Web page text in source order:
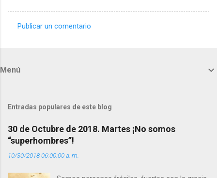
t
r
i
o
s
Publicar un comentario
Menú
Entradas populares de este blog
30 de Octubre de 2018. Martes ¡No somos
“superhombres”!
10/30/2018 06:00:00 a. m.